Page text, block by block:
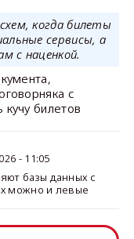
когда билеты
сервисы, а
с наценкой.
с
билетов
- 11:05
базы данных с
можно и левые